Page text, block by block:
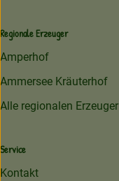
Regionale Erzeuger
Amperhof
Ammersee Kräuterhof
Alle regionalen Erzeuger
Service
Kontakt